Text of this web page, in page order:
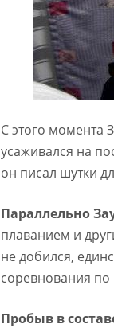
С этого момента
усаживался на
он писал шутки
Параллельно
плаванием и
не добился,
соревнования
Пробыв в